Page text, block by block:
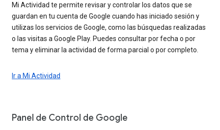
Mi Actividad te permite revisar y controlar los datos que se
guardan en tu cuenta de Google cuando has iniciado sesión y
utilizas los servicios de Google, como las búsquedas realizadas
o las visitas a Google Play. Puedes consultar por fecha o por
tema y eliminar la actividad de forma parcial o por completo.
Ir a Mi Actividad
Panel de Control de Google